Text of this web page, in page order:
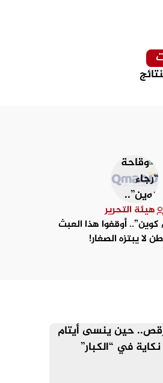
كوين”.. أوقفوا هذا العبث
لا يبتزه الصغار!
هيئة التحرير